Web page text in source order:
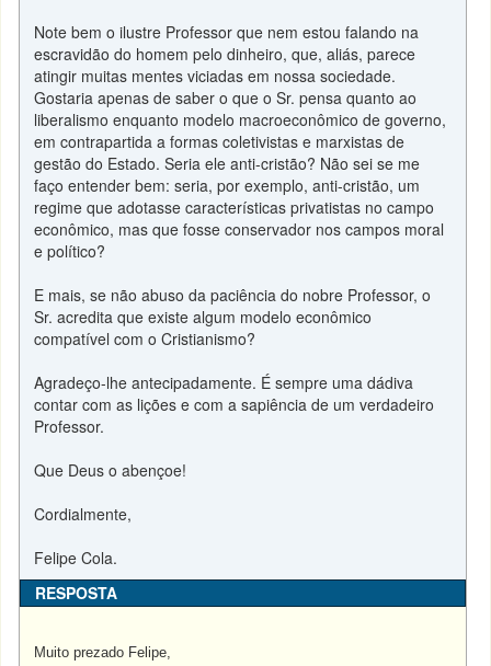
Note bem o ilustre Professor que nem estou falando na
escravidão do homem pelo dinheiro, que, aliás, parece
atingir muitas mentes viciadas em nossa sociedade.
Gostaria apenas de saber o que o Sr. pensa quanto ao
liberalismo enquanto modelo macroeconômico de governo,
em contrapartida a formas coletivistas e marxistas de
gestão do Estado. Seria ele anti-cristão? Não sei se me
faço entender bem: seria, por exemplo, anti-cristão, um
regime que adotasse características privatistas no campo
econômico, mas que fosse conservador nos campos moral
e político?
E mais, se não abuso da paciência do nobre Professor, o
Sr. acredita que existe algum modelo econômico
compatível com o Cristianismo?
Agradeço-lhe antecipadamente. É sempre uma dádiva
contar com as lições e com a sapiência de um verdadeiro
Professor.
Que Deus o abençoe!
Cordialmente,
Felipe Cola.
RESPOSTA
Muito prezado Felipe,